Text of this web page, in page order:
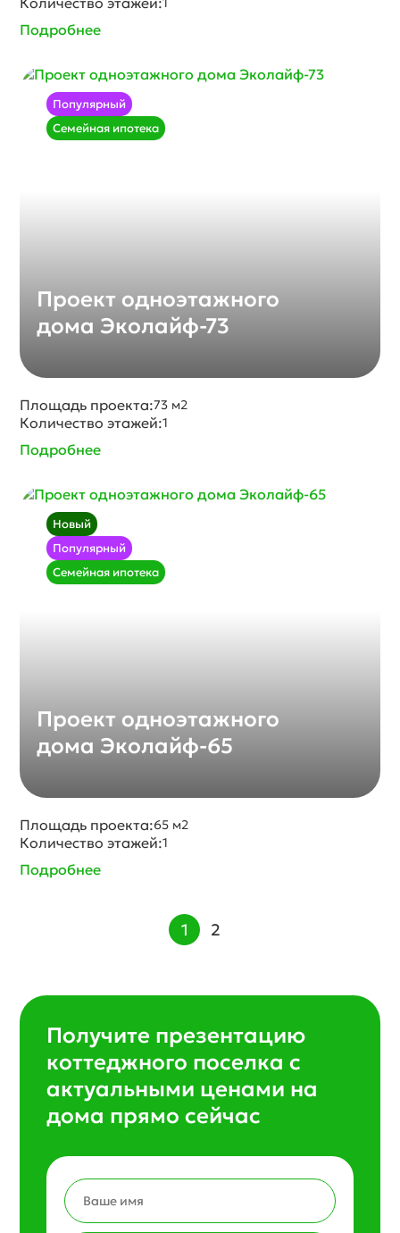
Подробнее
Популярный
Семейная ипотека
Проект одноэтажного
дома Эколайф-73
Площадь проекта:73 м2
Количество этажей:1
Подробнее
Новый
Популярный
Семейная ипотека
Проект одноэтажного
дома Эколайф-65
Площадь проекта:65 м2
Количество этажей:1
Подробнее
1 2
Получите презентацию
коттеджного поселка с
актуальными ценами на
дома прямо сейчас